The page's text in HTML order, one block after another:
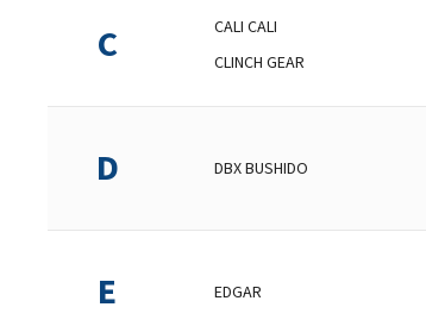
C CALI CALI
CLINCH GEAR
D DBX BUSHIDO
E EDGAR